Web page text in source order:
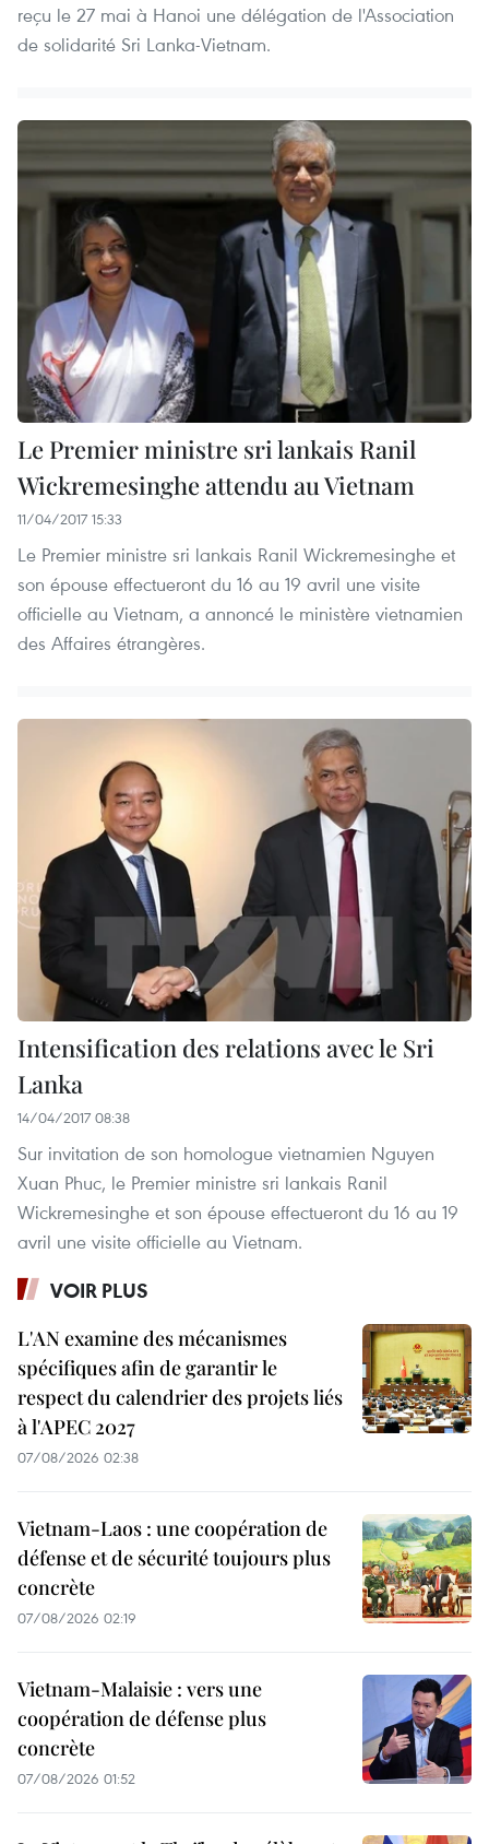
reçu le 27 mai à Hanoi une délégation de l'Association
de solidarité Sri Lanka-Vietnam.
Le Premier ministre sri lankais Ranil
Wickremesinghe attendu au Vietnam
11/04/2017 15:33
Le Premier ministre sri lankais Ranil Wickremesinghe et
son épouse effectueront du 16 au 19 avril une visite
officielle au Vietnam, a annoncé le ministère vietnamien
des Affaires étrangères.
Intensification des relations avec le Sri
Lanka
14/04/2017 08:38
Sur invitation de son homologue vietnamien Nguyen
Xuan Phuc, le Premier ministre sri lankais Ranil
Wickremesinghe et son épouse effectueront du 16 au 19
avril une visite officielle au Vietnam.
VOIR PLUS
L'AN examine des mécanismes
spécifiques afin de garantir le
respect du calendrier des projets liés
à l'APEC 2027
07/08/2026 02:38
Vietnam-Laos : une coopération de
défense et de sécurité toujours plus
concrète
07/08/2026 02:19
Vietnam-Malaisie : vers une
coopération de défense plus
concrète
07/08/2026 01:52